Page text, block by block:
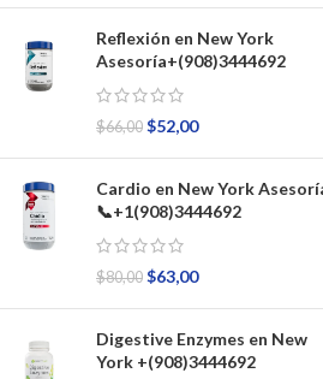
Reflexión en New York
Asesoría+(908)3444692
$66,00 $52,00
Cardio en New York
📞+1(908)3444692
$80,00 $63,00
Digestive Enzymes en New
York +(908)3444692